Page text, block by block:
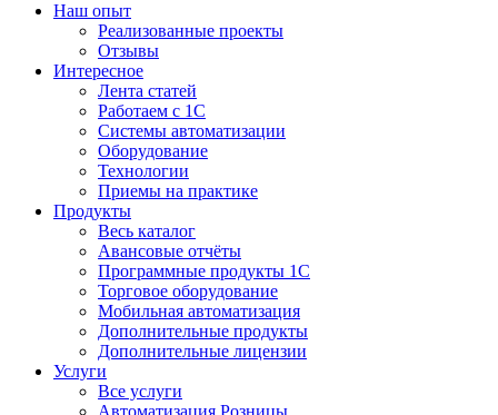
Наш опыт
Реализованные проекты
Отзывы
Интересное
Лента статей
Работаем с 1С
Системы автоматизации
Оборудование
Технологии
Приемы на практике
Продукты
Весь каталог
Авансовые отчёты
Программные продукты 1С
Торговое оборудование
Мобильная автоматизация
Дополнительные продукты
Дополнительные лицензии
Услуги
Все услуги
Автоматизация Розницы